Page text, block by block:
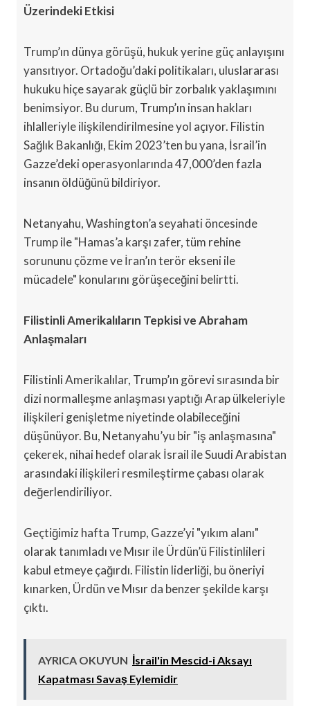
Üzerindeki Etkisi
Trump’ın dünya görüşü, hukuk yerine güç anlayışını
yansıtıyor. Ortadoğu’daki politikaları, uluslararası
hukuku hiçe sayarak güçlü bir zorbalık yaklaşımını
benimsiyor. Bu durum, Trump’ın insan hakları
ihlalleriyle ilişkilendirilmesine yol açıyor. Filistin
Sağlık Bakanlığı, Ekim 2023’ten bu yana, İsrail’in
Gazze’deki operasyonlarında 47,000’den fazla
insanın öldüğünü bildiriyor.
Netanyahu, Washington’a seyahati öncesinde
Trump ile "Hamas’a karşı zafer, tüm rehine
sorununu çözme ve İran’ın terör ekseni ile
mücadele" konularını görüşeceğini belirtti.
Filistinli Amerikalıların Tepkisi ve Abraham
Anlaşmaları
Filistinli Amerikalılar, Trump’ın görevi sırasında bir
dizi normalleşme anlaşması yaptığı Arap ülkeleriyle
ilişkileri genişletme niyetinde olabileceğini
düşünüyor. Bu, Netanyahu’yu bir "iş anlaşmasına"
çekerek, nihai hedef olarak İsrail ile Suudi Arabistan
arasındaki ilişkileri resmileştirme çabası olarak
değerlendiriliyor.
Geçtiğimiz hafta Trump, Gazze’yi "yıkım alanı"
olarak tanımladı ve Mısır ile Ürdün’ü Filistinlileri
kabul etmeye çağırdı. Filistin liderliği, bu öneriyi
kınarken, Ürdün ve Mısır da benzer şekilde karşı
çıktı.
AYRICA OKUYUN İsrail'in Mescid-i Aksayı
Kapatması Savaş Eylemidir